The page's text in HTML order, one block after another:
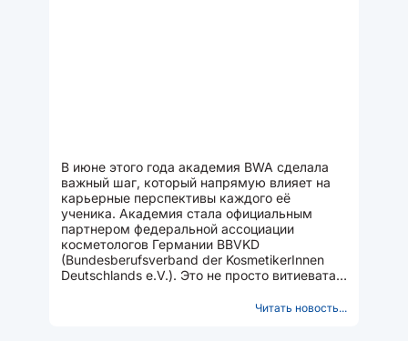
В июне этого года академия BWA сделала
важный шаг, который напрямую влияет на
карьерные перспективы каждого её
ученика. Академия стала официальным
партнером федеральной ассоциации
косметологов Германии BBVKD
(Bundesberufsverband der KosmetikerInnen
Deutschlands e.V.). Это не просто витиеватая
для студентов и преподавателей...Читать новость...